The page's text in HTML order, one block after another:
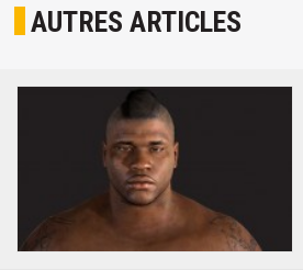
AUTRES ARTICLES